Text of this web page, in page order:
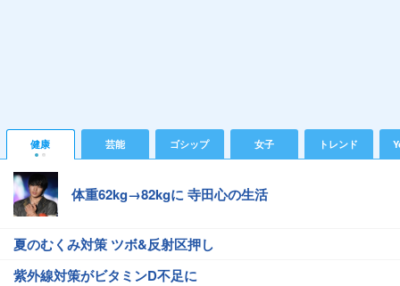
健康 芸能 ゴシップ 女子 トレンド
体重62kg→82kgに 寺田心の生活
夏のむくみ対策 ツボ&反射区押し
紫外線対策がビタミンD不足に